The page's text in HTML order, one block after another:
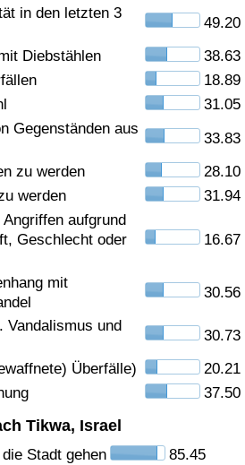
in den letzten 3
49.20
Diebstählen
38.63
18.89
31.05
Gegenständen aus
33.83
zu werden
28.10
werden
31.94
aufgrund
Geschlecht oder
16.67
mit
30.56
Vandalismus und
30.73
Überfälle)
20.21
37.50
Tikwa, Israel
Stadt gehen 85.45
Land
Index (aktuell)
Index
Index nach Land
Index (aktuell)
Index nach Land